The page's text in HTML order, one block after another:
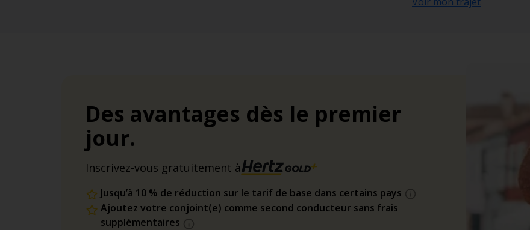
Des avantages dès le premier
jour.
Inscrivez-vous gratuitement à
Jusqu’à 10 % de réduction sur le tarif de base dans certains pays
Ajoutez votre conjoint(e) comme second conducteur sans frais
supplémentaires